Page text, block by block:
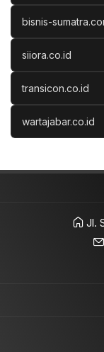
bisnis-
siiora.co.id
transicon.co.id
wartajabar.co.id
Jl.